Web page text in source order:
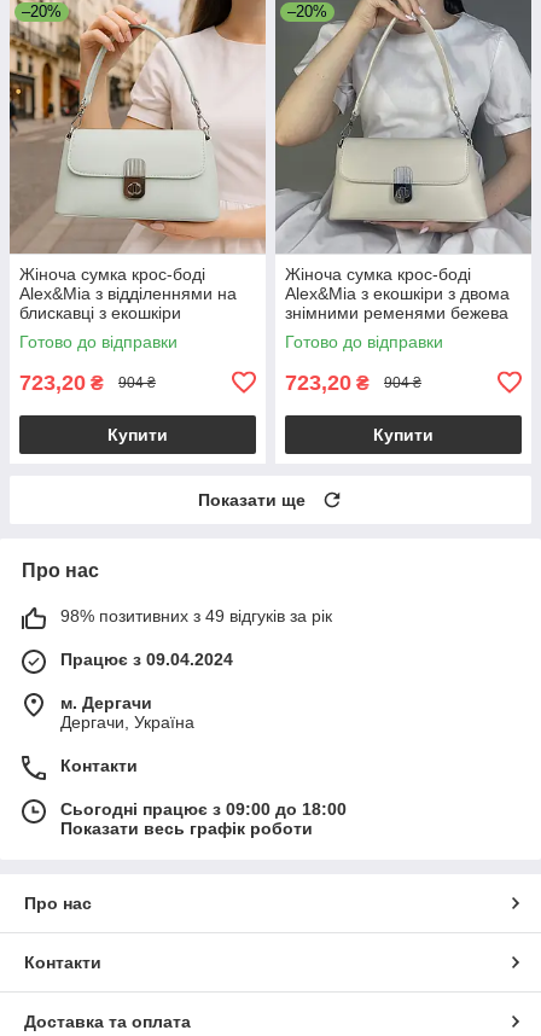
–20%
Жіноча сумка крос-боді
Alex&Mia з відділеннями на
блискавці з екошкіри
блакитна
Готово до відправки
723,20 ₴ 904 ₴
Купити
–20%
Жіноча сумка крос-боді
Alex&Mia з екошкіри з двома
знімними ременями бежева
Готово до відправки
723,20 ₴ 904 ₴
Купити
Показати ще
Про нас
98% позитивних з 49 відгуків за рік
Працює з 09.04.2024
м. Дергачи
Дергачи, Україна
Контакти
Сьогодні працює з 09:00 до 18:00
Показати весь графік роботи
Про нас
Контакти
Доставка та оплата